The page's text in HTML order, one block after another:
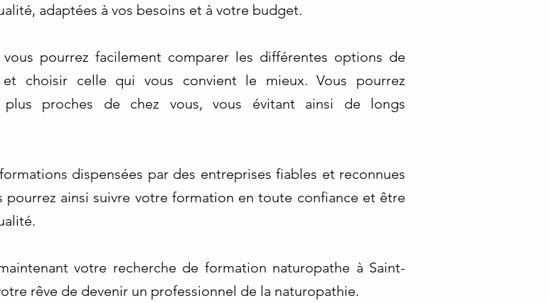
adaptées à vos besoins et à votre budget.
pourrez facilement comparer les différentes options de
et choisir celle qui vous convient le mieux. Vous pourrez
proches de chez vous, vous évitant ainsi de longs
dispensées par des entreprises fiables et reconnues
pourrez ainsi suivre votre formation en toute confiance et être
votre recherche de formation naturopathe à Saint-
rêve de devenir un professionnel de la naturopathie.